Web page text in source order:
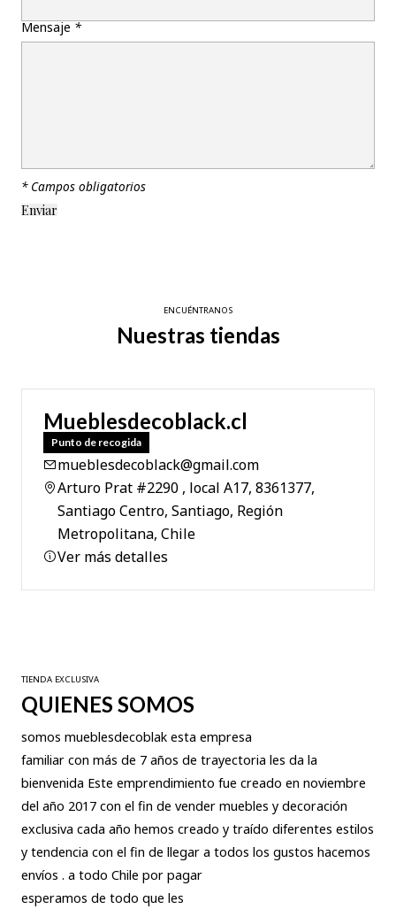
Mensaje*
* Campos obligatorios
ENCUÉNTRANOS
Nuestras tiendas
Mueblesdecoblack.cl
Punto de recogida
mueblesdecoblack@gmail.com
Arturo Prat #2290 , local A17, 8361377,
Santiago Centro, Santiago, Región
Metropolitana, Chile
Ver más detalles
TIENDA EXCLUSIVA
QUIENES SOMOS
somos mueblesdecoblak esta empresa
familiar con más de 7 años de trayectoria les da la
bienvenida Este emprendimiento fue creado en noviembre
del año 2017 con el fin de vender muebles y decoración
exclusiva cada año hemos creado y traído diferentes estilos
y tendencia con el fin de llegar a todos los gustos hacemos
envíos . a todo Chile por pagar
esperamos de todo que les